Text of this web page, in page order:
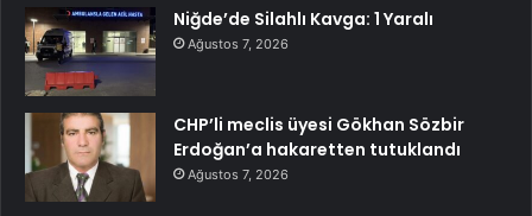
Niğde’de Silahlı Kavga: 1 Yaralı
Ağustos 7, 2026
CHP’li meclis üyesi Gökhan Sözbir
Erdoğan’a hakaretten tutuklandı
Ağustos 7, 2026